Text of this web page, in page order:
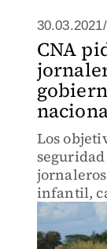
30.03.2021/
CNA
Los objetivos
infantil,